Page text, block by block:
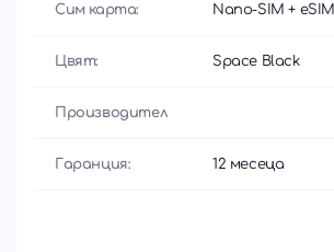
Сим карта: Nano-SIM + eSIM
Цвят: Space Black
Производител
Гаранция: 12 месеца